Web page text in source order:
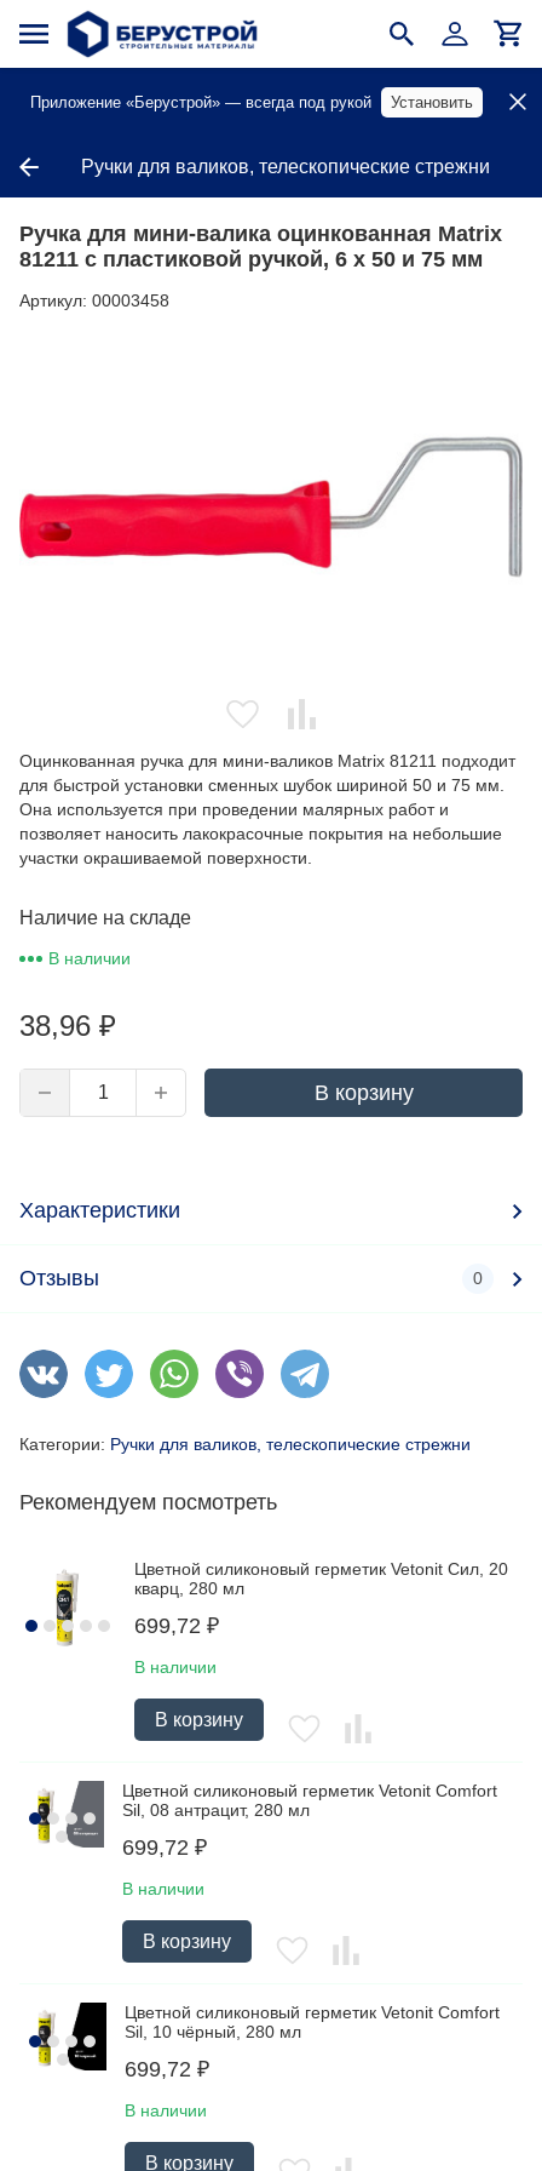
Приложение «Берустрой» — всегда под рукой Установить
Ручки для валиков, телескопические стрежни
Ручка для мини-валика оцинкованная Matrix
81211 с пластиковой ручкой, 6 х 50 и 75 мм
Артикул: 00003458
Оцинкованная ручка для мини-валиков Matrix 81211 подходит
для быстрой установки сменных шубок шириной 50 и 75 мм.
Она используется при проведении малярных работ и
позволяет наносить лакокрасочные покрытия на небольшие
участки окрашиваемой поверхности.
Наличие на складе
В наличии
38,96 ₽
В корзину
Характеристики
Отзывы 0
Категории: Ручки для валиков, телескопические стрежни
Рекомендуем посмотреть
Цветной силиконовый герметик Vetonit Сил, 20
кварц, 280 мл
699,72 ₽
В наличии
В корзину
Цветной силиконовый герметик Vetonit Comfort
Sil, 08 антрацит, 280 мл
699,72 ₽
В наличии
В корзину
Цветной силиконовый герметик Vetonit Comfort
Sil, 10 чёрный, 280 мл
699,72 ₽
В наличии
В корзину